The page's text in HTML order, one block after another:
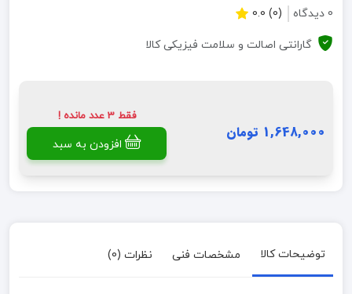
0 دیدگاه
(0) 0.0
گارانتی اصالت و سلامت فیزیکی کالا
1,648,000 تومان
فقط 3 عدد مانده !
افزودن به سبد
توضیحات کالا مشخصات فنی نظرات (0)